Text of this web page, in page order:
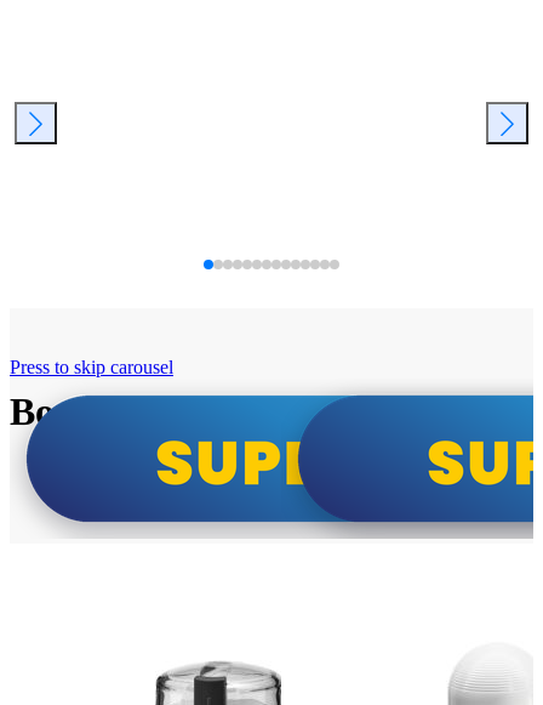
Bosch super cene
Press to skip carousel